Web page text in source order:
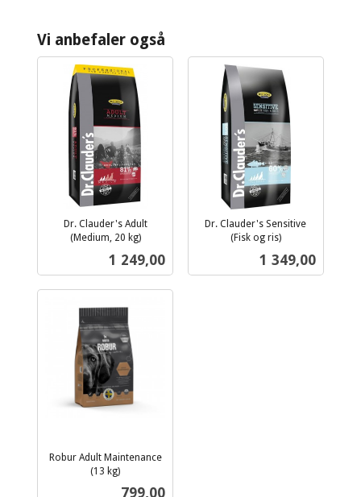
Vi anbefaler også
Dr. Clauder's Adult
(Medium, 20 kg)
Pris
1 249,00
Dr. Clauder's Sensitive
(Fisk og ris)
Pris
1 349,00
Robur Adult Maintenance
(13 kg)
Pris
799,00